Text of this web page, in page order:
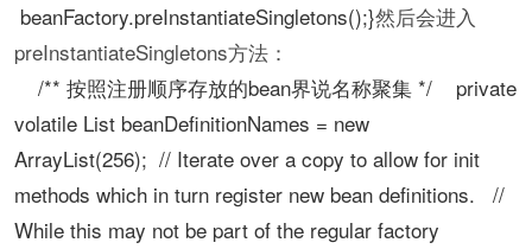
beanFactory.preInstantiateSingletons();}然后会进入
preInstantiateSingletons方法：
/** 按照注册顺序存放的bean界说名称聚集 */ private
volatile List beanDefinitionNames = new
ArrayList(256); // Iterate over a copy to allow for init
methods which in turn register new bean definitions. //
While this may not be part of the regular factory